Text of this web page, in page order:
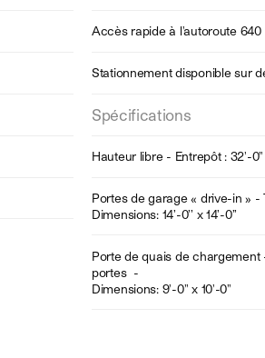
Accès rapide à l'autoroute 640
Stationnement disponible sur
Spécifications
Hauteur libre - Entrepôt : 32'-0"
Portes de garage « drive-in »
Dimensions: 14’-0’’ x 14’-0’’
Porte de quais de chargement
portes -
Dimensions: 9'-0" x 10'-0"